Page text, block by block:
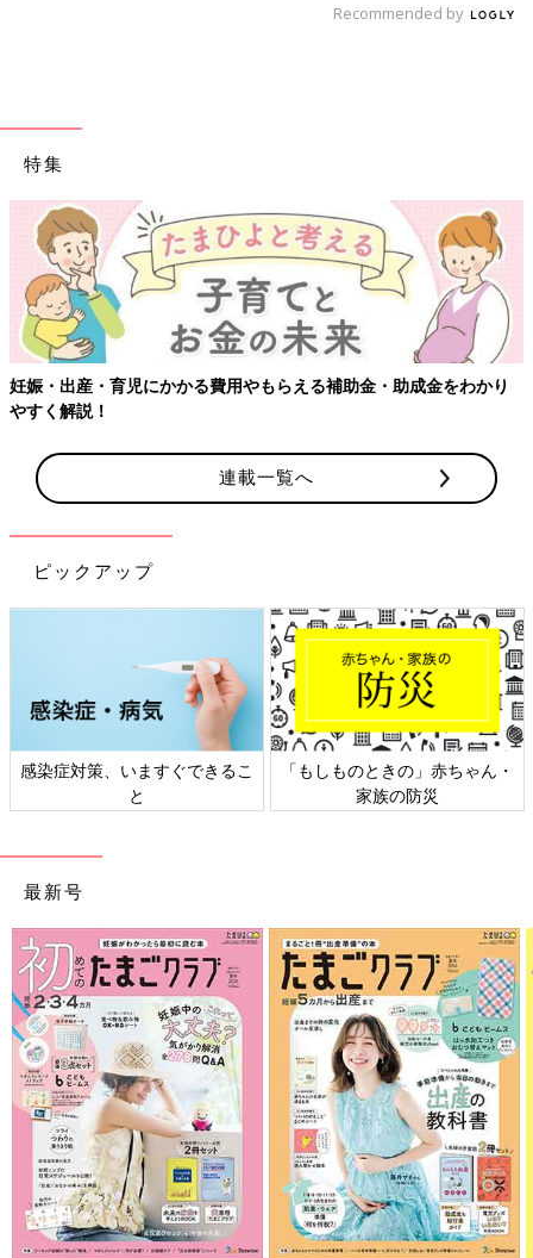
Recommended by
特集
わかり
【ワクチン接種できるものも】妊婦の感染症対策、知っ
連載一覧へ
ピックアップ
赤ちゃん・
日本外来小児科学会リーフレッ
六星占術 細木か
最新号